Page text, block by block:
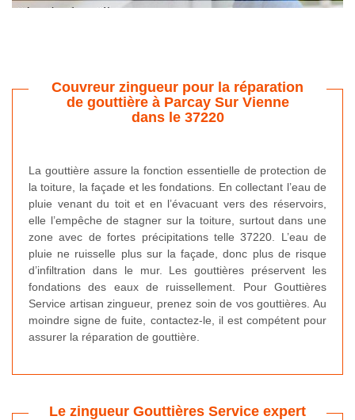
Couvreur zingueur pour la réparation
de gouttière à Parcay Sur Vienne
dans le 37220
La gouttière assure la fonction essentielle de protection de
la toiture, la façade et les fondations. En collectant l’eau de
pluie venant du toit et en l’évacuant vers des réservoirs,
elle l’empêche de stagner sur la toiture, surtout dans une
zone avec de fortes précipitations telle 37220. L’eau de
pluie ne ruisselle plus sur la façade, donc plus de risque
d’infiltration dans le mur. Les gouttières préservent les
fondations des eaux de ruissellement. Pour Gouttières
Service artisan zingueur, prenez soin de vos gouttières. Au
moindre signe de fuite, contactez-le, il est compétent pour
assurer la réparation de gouttière.
Le zingueur Gouttières Service expert